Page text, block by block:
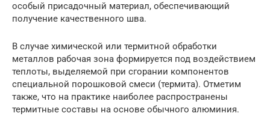
особый присадочный материал, обеспечивающий
получение качественного шва.
В случае химической или термитной обработки
металлов рабочая зона формируется под воздействием
теплоты, выделяемой при сгорании компонентов
специальной порошковой смеси (термита). Отметим
также, что на практике наиболее распространены
термитные составы на основе обычного алюминия.